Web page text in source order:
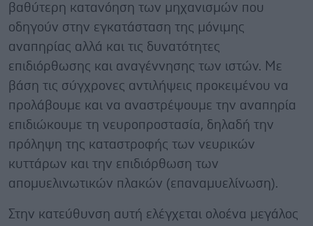
βαθύτερη κατανόηση των μηχανισμών που
οδηγούν στην εγκατάσταση της μόνιμης
αναπηρίας αλλά και τις δυνατότητες
επιδιόρθωσης και αναγέννησης των ιστών. Με
βάση τις σύγχρονες αντιλήψεις προκειμένου να
προλάβουμε και να αναστρέψουμε την αναπηρία
επιδιώκουμε τη νευροπροστασία, δηλαδή την
πρόληψη της καταστροφής των νευρικών
κυττάρων και την επιδιόρθωση των
απομυελινωτικών πλακών (επαναμυελίνωση).
Στην κατεύθυνση αυτή ελέγχεται ολοένα μεγάλος